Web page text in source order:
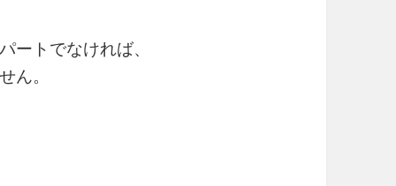
ートでなければ、
ん。